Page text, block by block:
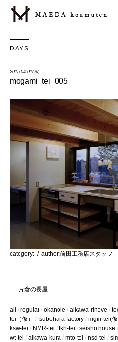
DAYS
2015.04.01(水)
mogami_tei_005
category: / author:前田工務店スタッフ
片倉の長屋
all regular okanoie aikawa-rinove
tei（仮）
tsubohara factory mgm-tei(
ksw-tei
NMR-tei tkh-tei seisho house
wt-tei
aikawa-kura mto-tei nsd-tei